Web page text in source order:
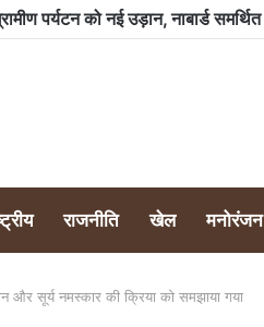
राजनीति खेल मनोरंजन
और सूर्य नमस्कार की क्रिया को समझाया गया